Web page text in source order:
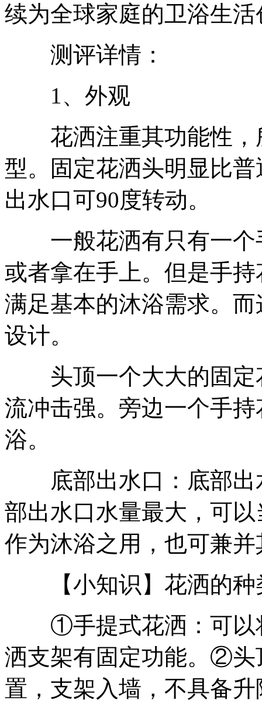
续为全球家庭的卫浴生
测评详情：
1、外观
花洒注重其功能性，
型。固定花洒头明显比
出水口可90度转动。
一般花洒有只有一个
或者拿在手上。但是手
满足基本的沐浴需求。
设计。
头顶一个大大的固定
流冲击强。旁边一个手
浴。
底部出水口：底部出
部出水口水量最大，可
作为沐浴之用，也可兼
【小知识】花洒的种
①手提式花洒：可以
洒支架有固定功能。②头
置，支架入墙，不具备